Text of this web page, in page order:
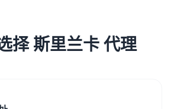
择 斯里兰卡 代理